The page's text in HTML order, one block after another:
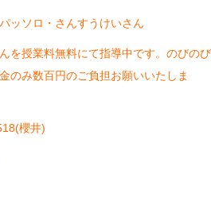
ッソロ・さんすうけいさん
を授業料無料にて指導中です。のびのび
のみ数百円のご負担お願いいたしま
櫻井)